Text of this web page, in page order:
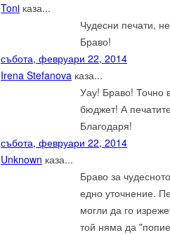
Toni каза...
Чудесни печати,
Браво!
събота, февруари 22, 2014
Irena Stefanova каза...
Уау! Браво! Точно
бюджет! А
Благодаря!
събота, февруари 22, 2014
Unknown каза...
Браво за
едно уточнение.
могли да го
той няма да